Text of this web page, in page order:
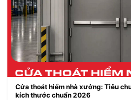
Cửa thoát hiểm nhà xưởng: Tiêu
kích thước chuẩn 2026